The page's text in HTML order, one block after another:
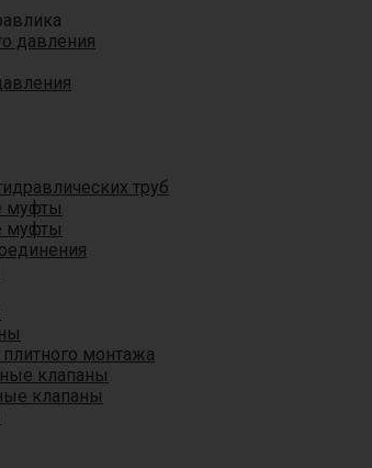
давления
труб
муфты
муфты
монтажа
клапаны
клапаны